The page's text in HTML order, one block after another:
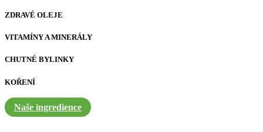
ZDRAVÉ OLEJE
VITAMÍNY A MINERÁLY
CHUTNÉ BYLINKY
KOŘENÍ
Naše ingredience